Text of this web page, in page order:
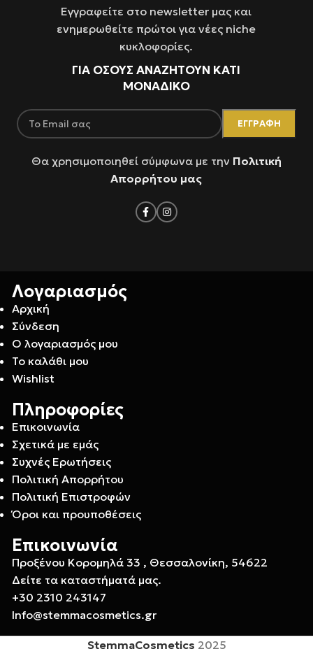
Εγγραφείτε στο newsletter μας και
ενημερωθείτε πρώτοι για νέες niche
κυκλοφορίες.
ΓΙΑ ΌΣΟΥΣ ΑΝΑΖΗΤΟΥΝ ΚΑΤΙ
ΜΟΝΑΔΙΚΟ
Θα χρησιμοποιηθεί σύμφωνα με την Πολιτική
Απορρήτου μας
Λογαριασμός
Αρχική
Σύνδεση
Ο λογαριασμός μου
Το καλάθι μου
Wishlist
Πληροφορίες
Επικοινωνία
Σχετικά με εμάς
Συχνές Ερωτήσεις
Πολιτική Απορρήτου
Πολιτική Επιστροφών
Όροι και προυποθέσεις
Επικοινωνία
Προξένου Κορομηλά 33 , Θεσσαλονίκη, 54622
Δείτε τα καταστήματά μας.
+30 2310 243147
Info@stemmacosmetics.gr
StemmaCosmetics 2025